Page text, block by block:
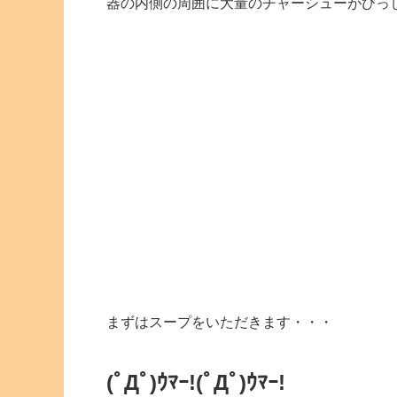
まずはスープをいただきます・・・
(ﾟДﾟ)ｳﾏｰ!(ﾟДﾟ)ｳﾏｰ!